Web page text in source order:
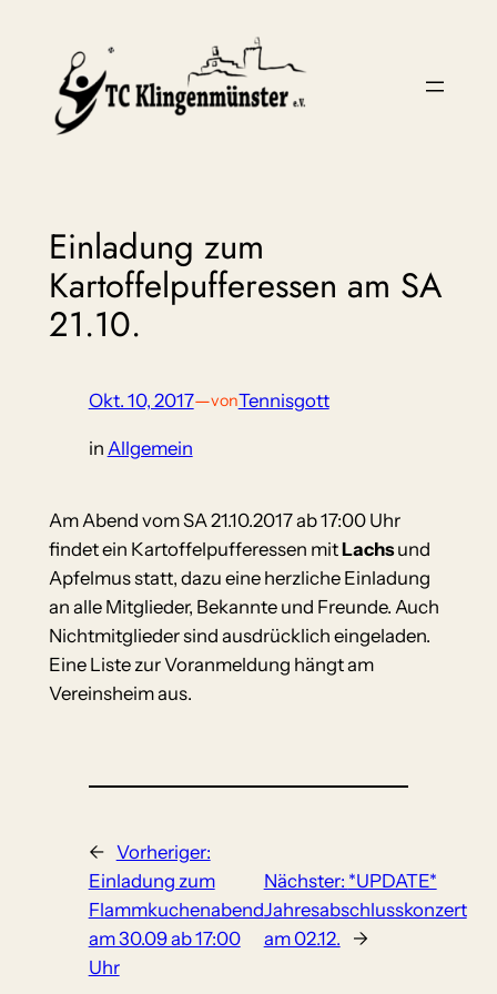
springen
Einladung zum
Kartoffelpufferessen am SA
21.10.
Okt. 10, 2017—vonTennisgott
in Allgemein
Am Abend vom SA 21.10.2017 ab 17:00 Uhr
findet ein Kartoffelpufferessen mitLachsund
Apfelmus statt, dazu eine herzliche Einladung
an alle Mitglieder, Bekannte und Freunde. Auch
Nichtmitglieder sind ausdrücklich eingeladen.
Eine Liste zur Voranmeldung hängt am
Vereinsheim aus.
← Vorheriger:
Einladung zum
Flammkuchenabend
am 30.09 ab 17:00
Uhr
Nächster: *UPDATE*
Jahresabschlusskonzert
am 02.12.
→